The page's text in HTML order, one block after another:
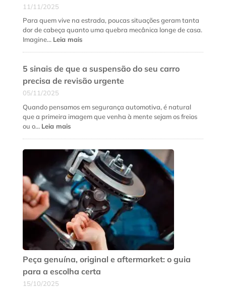
além
do
preço
11/11/2025
Para quem vive na estrada, poucas situações geram tanta
dor de cabeça quanto uma quebra mecânica longe de casa.
Imagine… Leia mais:
cardan:
como
no
meio
5 sinais de que a suspensão do seu carro
precisa de revisão urgente
05/11/2025
Quando pensamos em segurança automotiva, é natural
que a primeira imagem que venha à mente sejam os freios
ou o… Leia mais:
de
que
a
suspensão
do
seu
carro
precisa
de
revisão
urgente
Peça genuína, original e aftermarket: o guia
para a escolha certa
15/10/2025